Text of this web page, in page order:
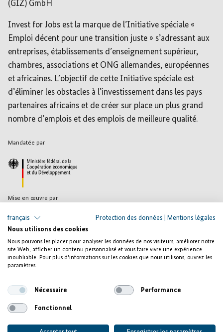
(GIZ) GmbH
Invest for Jobs est la marque de l’Initiative spéciale «
Emploi décent pour une transition juste » s’adressant aux
entreprises, établissements d’enseignement supérieur,
chambres, associations et ONG allemandes, européennes
et africaines. L’objectif de cette Initiative spéciale est
d’éliminer les obstacles à l’investissement dans les pays
partenaires africains et de créer sur place un plus grand
nombre d’emplois et des emplois de meilleure qualité.
Mandatée par
Mise en œuvre par
Protection des données
Contact
français Protection des données
Mentions légales
Nous utilisons des cookies
Nous pouvons les placer pour analyser les données de nos visiteurs, améliorer notre
site Web, afficher un contenu personnalisé et vous faire vivre une expérience
inoubliable. Pour plus d'informations sur les cookies que nous utilisons, ouvrez les
paramètres.
Nécessaire Performance
Fonctionnel